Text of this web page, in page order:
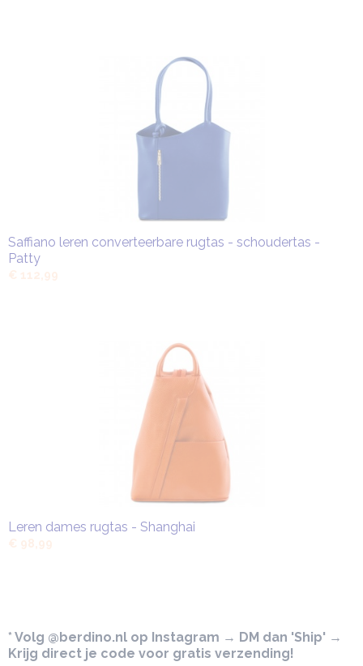
Saffiano leren converteerbare rugtas - schoudertas -
Patty
€ 112,99
Leren dames rugtas - Shanghai
€ 98,99
* Volg @berdino.nl op Instagram → DM dan 'Ship' →
Krijg direct je code voor gratis verzending!